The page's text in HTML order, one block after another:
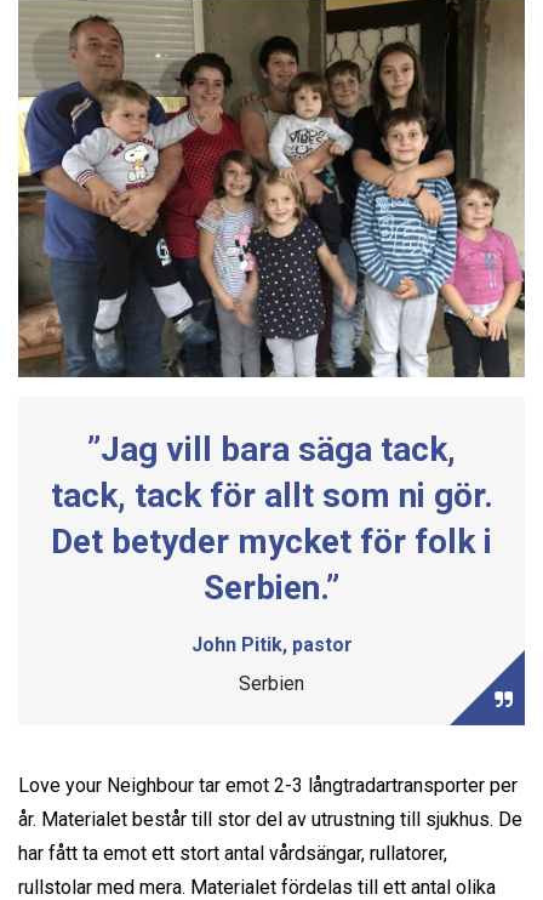
”Jag vill bara säga tack,
tack, tack för allt som ni gör.
Det betyder mycket för folk i
Serbien.”
John Pitik, pastor
Serbien
Love your Neighbour tar emot 2-3 långtradartransporter per
år. Materialet består till stor del av utrustning till sjukhus. De
har fått ta emot ett stort antal vårdsängar, rullatorer,
rullstolar med mera. Materialet fördelas till ett antal olika